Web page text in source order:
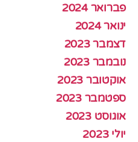
פברואר 2024
ינואר 2024
דצמבר 2023
נובמבר 2023
אוקטובר 2023
ספטמבר 2023
אוגוסט 2023
יולי 2023